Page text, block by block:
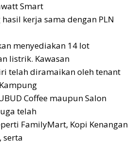
Smart
kerja sama dengan PLN
menyediakan 14 lot
listrik. Kawasan
telah diramaikan oleh tenant
Coffee maupun Salon
telah
FamilyMart, Kopi Kenangan
serta